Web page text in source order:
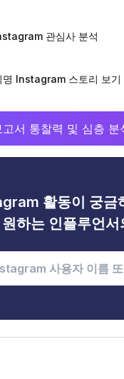
관심사 분석
명 Instagram 스토리 보기
서 통찰력 및 심층 분
활동이 궁금
원하는 인플루언서